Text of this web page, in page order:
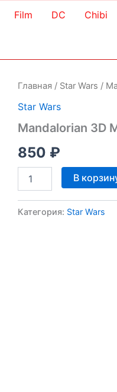
Film DC Chibi
Главная / Star Wars /
Star Wars
Mandalorian 3D
850 ₽
Количество
товара
3D
В
Категория: Star Wars